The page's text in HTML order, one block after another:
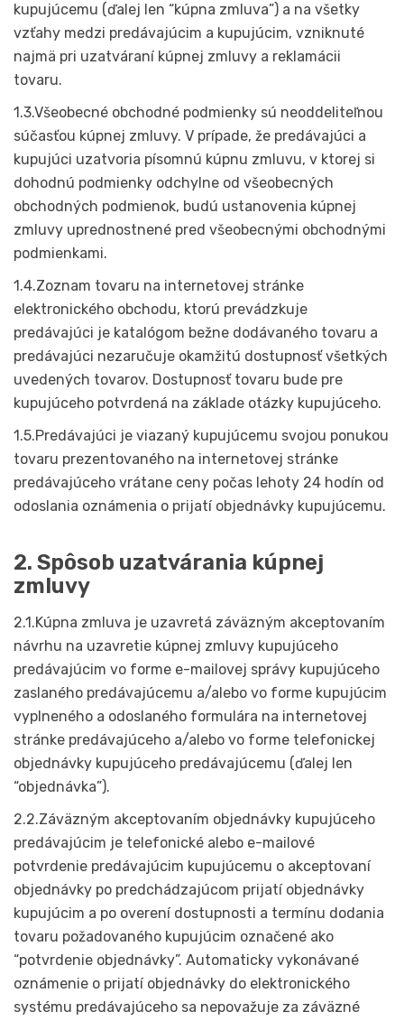
kupujúcemu (ďalej len “kúpna zmluva”) a na všetky
vzťahy medzi predávajúcim a kupujúcim, vzniknuté
najmä pri uzatváraní kúpnej zmluvy a reklamácii
tovaru.
1.3.Všeobecné obchodné podmienky sú neoddeliteľnou
súčasťou kúpnej zmluvy. V prípade, že predávajúci a
kupujúci uzatvoria písomnú kúpnu zmluvu, v ktorej si
dohodnú podmienky odchylne od všeobecných
obchodných podmienok, budú ustanovenia kúpnej
zmluvy uprednostnené pred všeobecnými obchodnými
podmienkami.
1.4.Zoznam tovaru na internetovej stránke
elektronického obchodu, ktorú prevádzkuje
predávajúci je katalógom bežne dodávaného tovaru a
predávajúci nezaručuje okamžitú dostupnosť všetkých
uvedených tovarov. Dostupnosť tovaru bude pre
kupujúceho potvrdená na základe otázky kupujúceho.
1.5.Predávajúci je viazaný kupujúcemu svojou ponukou
tovaru prezentovaného na internetovej stránke
predávajúceho vrátane ceny počas lehoty 24 hodín od
odoslania oznámenia o prijatí objednávky kupujúcemu.
2. Spôsob uzatvárania kúpnej
zmluvy
2.1.Kúpna zmluva je uzavretá záväzným akceptovaním
návrhu na uzavretie kúpnej zmluvy kupujúceho
predávajúcim vo forme e-mailovej správy kupujúceho
zaslaného predávajúcemu a/alebo vo forme kupujúcim
vyplneného a odoslaného formulára na internetovej
stránke predávajúceho a/alebo vo forme telefonickej
objednávky kupujúceho predávajúcemu (ďalej len
“objednávka”).
2.2.Záväzným akceptovaním objednávky kupujúceho
predávajúcim je telefonické alebo e-mailové
potvrdenie predávajúcim kupujúcemu o akceptovaní
objednávky po predchádzajúcom prijatí objednávky
kupujúcim a po overení dostupnosti a termínu dodania
tovaru požadovaného kupujúcim označené ako
“potvrdenie objednávky”. Automaticky vykonávané
oznámenie o prijatí objednávky do elektronického
systému predávajúceho sa nepovažuje za záväzné